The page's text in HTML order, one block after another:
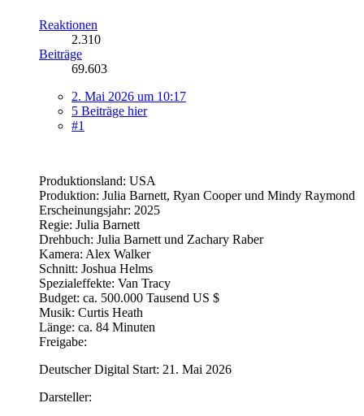
Reaktionen
2.310
Beiträge
69.603
2. Mai 2026 um 10:17
5 Beiträge hier
#1
Produktionsland: USA
Produktion: Julia Barnett, Ryan Cooper und Mindy Raymond
Erscheinungsjahr: 2025
Regie: Julia Barnett
Drehbuch: Julia Barnett und Zachary Raber
Kamera: Alex Walker
Schnitt: Joshua Helms
Spezialeffekte: Van Tracy
Budget: ca. 500.000 Tausend US $
Musik: Curtis Heath
Länge: ca. 84 Minuten
Freigabe:
Deutscher Digital Start: 21. Mai 2026
Darsteller: